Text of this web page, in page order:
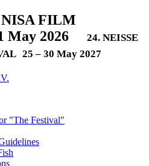
NISA FILM
May 2026
24. NEISSE
25 – 30 May 2027
"The Festival"